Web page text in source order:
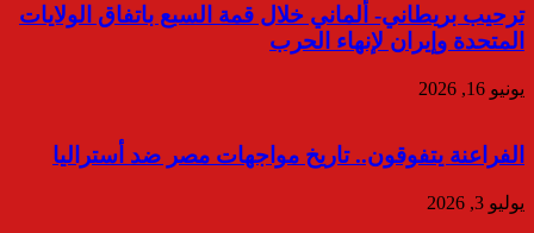
ترحيب بريطاني- ألماني خلال قمة السبع باتفاق الولايات
المتحدة وإيران لإنهاء الحرب
يونيو 16, 2026
الفراعنة يتفوقون.. تاريخ مواجهات مصر ضد أستراليا
يوليو 3, 2026